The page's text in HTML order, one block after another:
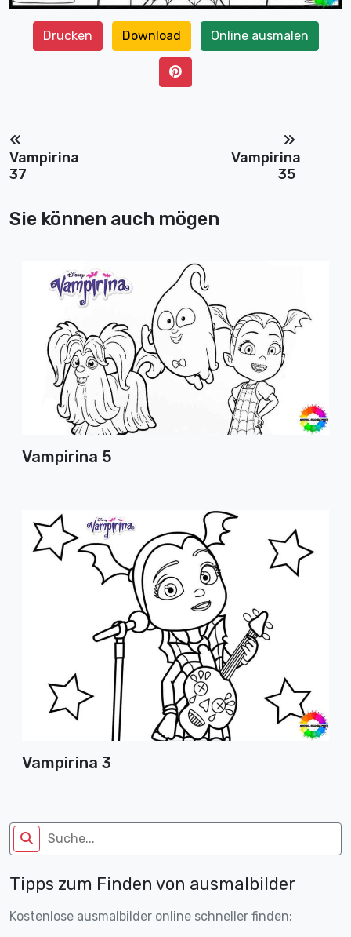
Drucken Download Online ausmalen
Vampirina
37
Vampirina
35
Sie können auch mögen
Vampirina 5
Vampirina 3
Tipps zum Finden von ausmalbilder
Kostenlose ausmalbilder online schneller finden: